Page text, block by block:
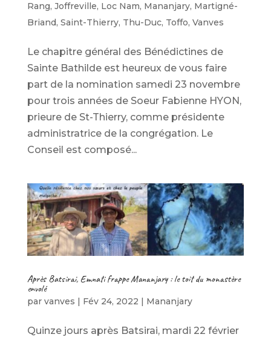
Rang, Joffreville, Loc Nam, Mananjary, Martigné-
Briand, Saint-Thierry, Thu-Duc, Toffo, Vanves
Le chapitre général des Bénédictines de
Sainte Bathilde est heureux de vous faire
part de la nomination samedi 23 novembre
pour trois années de Soeur Fabienne HYON,
prieure de St-Thierry, comme présidente
administratrice de la congrégation. Le
Conseil est composé...
Après Batsirai, Emnati frappe Mananjary : le toit du monastère
envolé
par vanves | Fév 24, 2022 | Mananjary
Quinze jours après Batsirai, mardi 22 février